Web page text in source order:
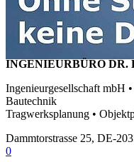
INGENIEURBÜRO DR.
Ingenieurgesellschaft mbH
Bautechnik
Tragwerksplanung •
Dammtorstrasse 25, DE-
0